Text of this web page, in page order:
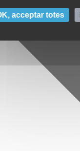
acceptar totes